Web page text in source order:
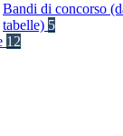
Bandi di concorso
tabelle) 5
12